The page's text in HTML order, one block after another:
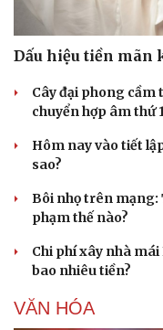
Dấu hiệu tiền mãn
Cây đại phong cầm
chuyển hợp âm thứ
Hôm nay vào tiết
sao?
Bôi nhọ trên mạng:
phạm thế nào?
Chi phí xây nhà
bao nhiêu tiền?
VĂN HÓA